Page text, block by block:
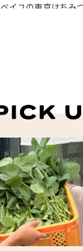
イユの東京はちみ
プレゼントキャン
X しゃぶしゃぶ
ン黒酢と万能調味料
ーセット
ュ・テロワールのチ
・トキハソースの
プレミアム